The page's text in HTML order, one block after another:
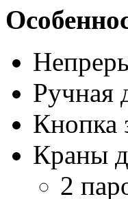
Ручная
Кнопка
Краны
2